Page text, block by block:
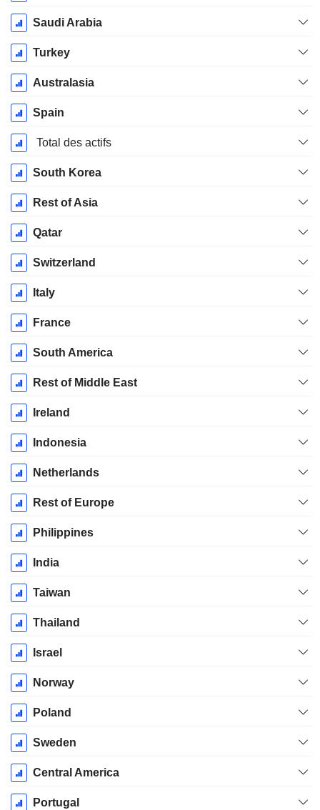
Saudi Arabia
Turkey
Australasia
Spain
Total des actifs
South Korea
Rest of Asia
Qatar
Switzerland
Italy
France
South America
Rest of Middle East
Ireland
Indonesia
Netherlands
Rest of Europe
Philippines
India
Taiwan
Thailand
Israel
Norway
Poland
Sweden
Central America
Portugal